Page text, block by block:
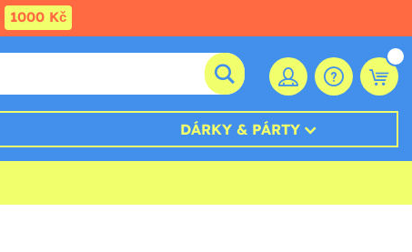
1000 Kč
DÁRKY & PÁRTY